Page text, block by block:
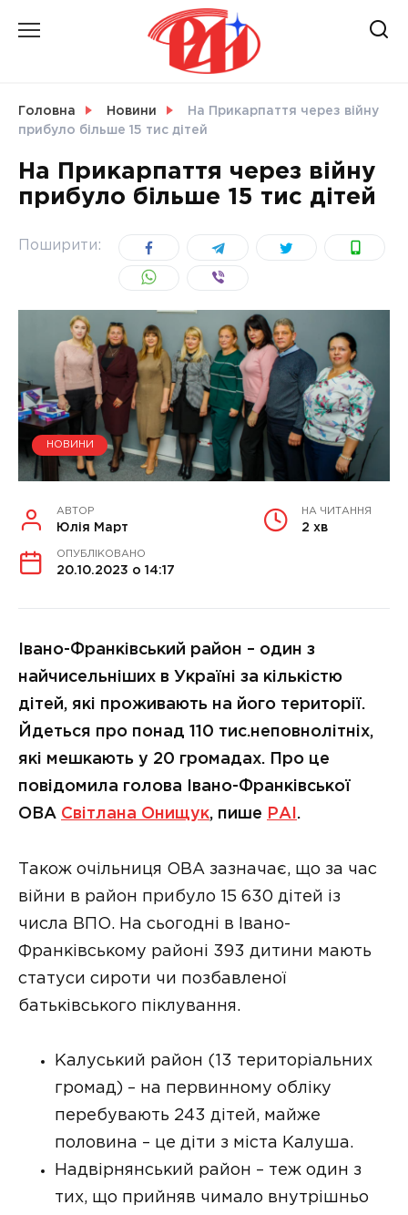
УКРАЇНА
Головна Новини
На Прикарпаття через війну
прибуло більше 15 тис дітей
На Прикарпаття через війну
прибуло більше 15 тис дітей
Поширити:
НОВИНИ
АВТОР
Юлія Март
НА ЧИТАННЯ
2 хв
ОПУБЛІКОВАНО
20.10.2023 о 14:17
Івано-Франківський район – один з
найчисельніших в Україні за кількістю
дітей, які проживають на його території.
Йдеться про понад 110 тис.неповнолітніх,
які мешкають у 20 громадах. Про це
повідомила голова Івано-Франківської
ОВА Світлана Онищук, пише РАІ .
Також очільниця ОВА зазначає, що за час
війни в район прибуло 15 630 дітей із
числа ВПО. На сьогодні в Івано-
Франківському районі 393 дитини мають
статуси сироти чи позбавленої
батьківського піклування.
Калуський район (13 територіальних
громад) – на первинному обліку
перебувають 243 дітей, майже
половина – це діти з міста Калуша.
Надвірнянський район – теж один з
тих, що прийняв чимало внутрішньо